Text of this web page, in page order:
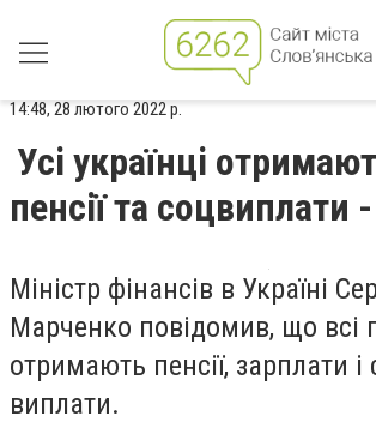
14:48, 28 лютого 2022 р.
Усі українці
пенсії та соцвиплати
Міністр фінансів в Україні
Марченко повідомив, що всі
отримають пенсії, зарплати і
виплати.